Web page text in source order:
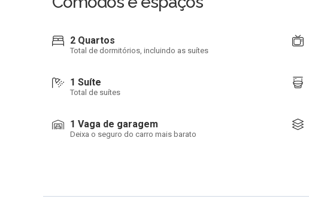
2 Quartos
Total de dormitórios, incluindo as suítes
1 Suíte
Total de suítes
1 Vaga de garagem
Deixa o seguro do carro mais barato